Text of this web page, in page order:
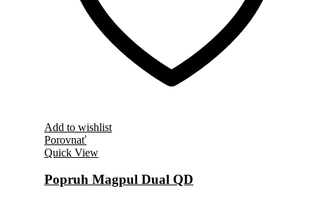
Add to wishlist
Porovnať
Quick View
Popruh Magpul Dual QD